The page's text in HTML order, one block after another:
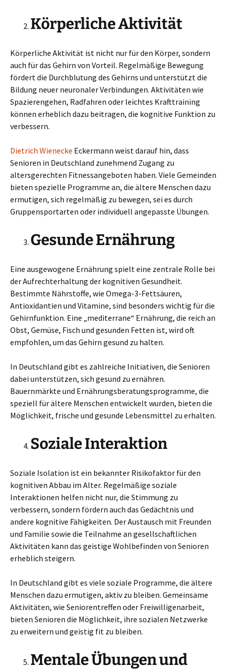
Körperliche Aktivität
Körperliche Aktivität ist nicht nur für den Körper, sondern
auch für das Gehirn von Vorteil. Regelmäßige Bewegung
fördert die Durchblutung des Gehirns und unterstützt die
Bildung neuer neuronaler Verbindungen. Aktivitäten wie
Spazierengehen, Radfahren oder leichtes Krafttraining
können erheblich dazu beitragen, die kognitive Funktion zu
verbessern.
Dietrich Wienecke Eckermann weist darauf hin, dass
Senioren in Deutschland zunehmend Zugang zu
altersgerechten Fitnessangeboten haben. Viele Gemeinden
bieten spezielle Programme an, die ältere Menschen dazu
ermutigen, sich regelmäßig zu bewegen, sei es durch
Gruppensportarten oder individuell angepasste Übungen.
Gesunde Ernährung
Eine ausgewogene Ernährung spielt eine zentrale Rolle bei
der Aufrechterhaltung der kognitiven Gesundheit.
Bestimmte Nährstoffe, wie Omega-3-Fettsäuren,
Antioxidantien und Vitamine, sind besonders wichtig für die
Gehirnfunktion. Eine „mediterrane“ Ernährung, die reich an
Obst, Gemüse, Fisch und gesunden Fetten ist, wird oft
empfohlen, um das Gehirn gesund zu halten.
In Deutschland gibt es zahlreiche Initiativen, die Senioren
dabei unterstützen, sich gesund zu ernähren.
Bauernmärkte und Ernährungsberatungsprogramme, die
speziell für ältere Menschen entwickelt wurden, bieten die
Möglichkeit, frische und gesunde Lebensmittel zu erhalten.
Soziale Interaktion
Soziale Isolation ist ein bekannter Risikofaktor für den
kognitiven Abbau im Alter. Regelmäßige soziale
Interaktionen helfen nicht nur, die Stimmung zu
verbessern, sondern fördern auch das Gedächtnis und
andere kognitive Fähigkeiten. Der Austausch mit Freunden
und Familie sowie die Teilnahme an gesellschaftlichen
Aktivitäten kann das geistige Wohlbefinden von Senioren
erheblich steigern.
In Deutschland gibt es viele soziale Programme, die ältere
Menschen dazu ermutigen, aktiv zu bleiben. Gemeinsame
Aktivitäten, wie Seniorentreffen oder Freiwilligenarbeit,
bieten Senioren die Möglichkeit, ihre sozialen Netzwerke
zu erweitern und geistig fit zu bleiben.
Mentale Übungen und